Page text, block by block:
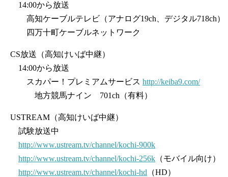
14:00から放送
高知ケーブルテレビ（アナログ19ch、デジタル718ch）
四万十町ケーブルネットワーク
CS放送（高知けいば中継）
14:00から放送
スカパー！プレミアムサービス http://keiba9.com/
地方競馬ナイン 701ch（有料）
USTREAM（高知けいば中継）
試験放送中
http://www.ustream.tv/channel/kochi-900k
http://www.ustream.tv/channel/kochi-256k （モバイル向け）
http://www.ustream.tv/channel/kochi-hd （HD）